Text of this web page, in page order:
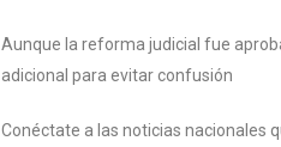
Aunque la reforma judicial fue
adicional para evitar confusión
Conéctate a las noticias nacionales